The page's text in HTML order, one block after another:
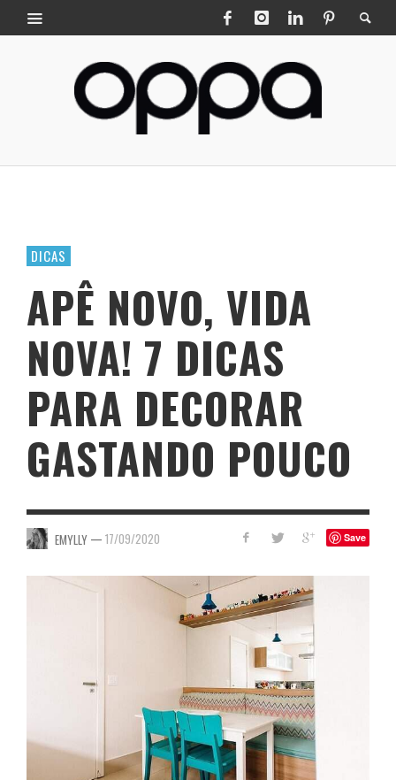
DICAS
APÊ NOVO, VIDA
NOVA! 7 DICAS
PARA DECORAR
GASTANDO POUCO
Save
EMYLLY — 17/09/2020